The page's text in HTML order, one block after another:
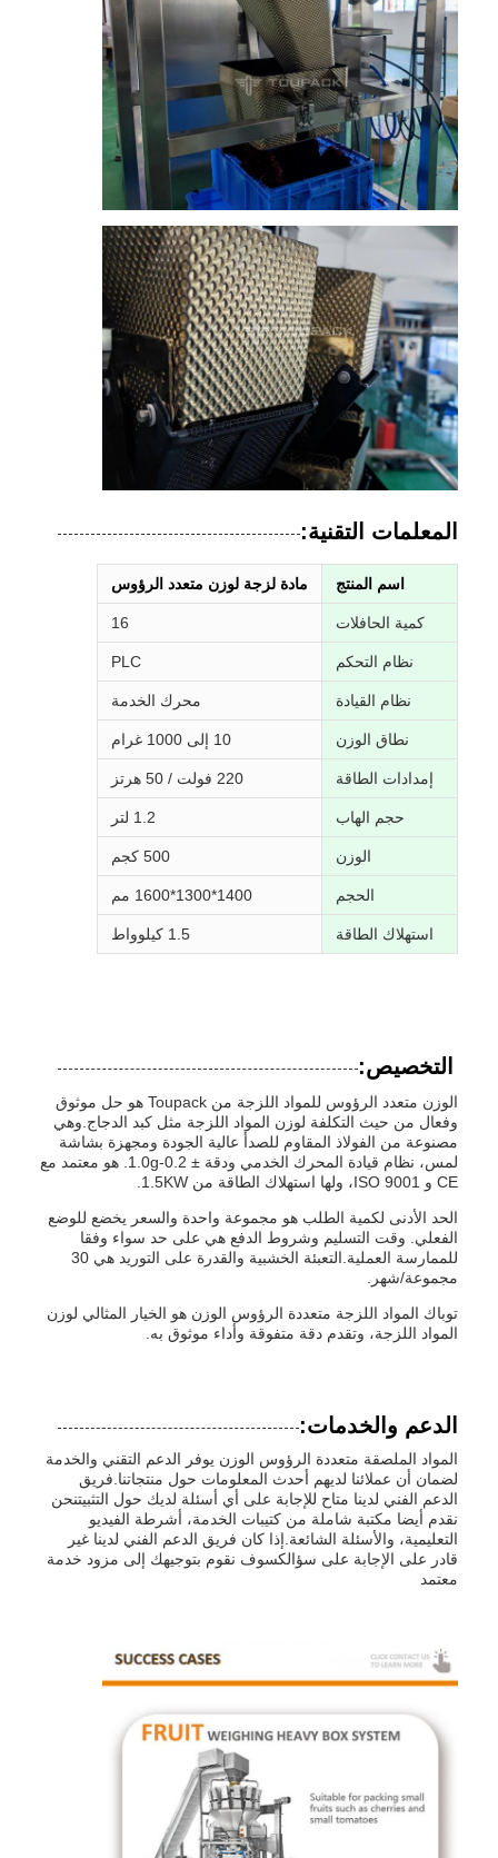
المعلمات التقنية:
اسم المنتج مادة لزجة لوزن متعدد الرؤوس
كمية الحافلات 16
نظام التحكم PLC
نظام القيادة محرك الخدمة
نطاق الوزن 10 إلى 1000 غرام
إمدادات الطاقة 220 فولت / 50 هرتز
حجم الهاب 1.2 لتر
الوزن 500 كجم
الحجم 1400*1300*1600 مم
استهلاك الطاقة 1.5 كيلوواط
التخصيص:
الوزن متعدد الرؤوس للمواد اللزجة من Toupack هو حل موثوق
وفعال من حيث التكلفة لوزن المواد اللزجة مثل كبد الدجاج.وهي
مصنوعة من الفولاذ المقاوم للصدأ عالية الجودة ومجهزة بشاشة
لمس، نظام قيادة المحرك الخدمي ودقة ± 0.2-1.0g. هو معتمد مع
CE و ISO 9001، ولها استهلاك الطاقة من 1.5KW.
الحد الأدنى لكمية الطلب هو مجموعة واحدة والسعر يخضع للوضع
الفعلي. وقت التسليم وشروط الدفع هي على حد سواء وفقا
للممارسة العملية.التعبئة الخشبية والقدرة على التوريد هي 30
مجموعة/شهر.
توباك المواد اللزجة متعددة الرؤوس الوزن هو الخيار المثالي لوزن
المواد اللزجة، وتقدم دقة متفوقة وأداء موثوق به.
الدعم والخدمات:
المواد الملصقة متعددة الرؤوس الوزن يوفر الدعم التقني والخدمة
لضمان أن عملائنا لديهم أحدث المعلومات حول منتجاتنا.فريق
الدعم الفني لدينا متاح للإجابة على أي أسئلة لديك حول التثبيتنحن
نقدم أيضا مكتبة شاملة من كتيبات الخدمة، أشرطة الفيديو
التعليمية، والأسئلة الشائعة.إذا كان فريق الدعم الفني لدينا غير
قادر على الإجابة على سؤالكسوف نقوم بتوجيهك إلى مزود خدمة
معتمد